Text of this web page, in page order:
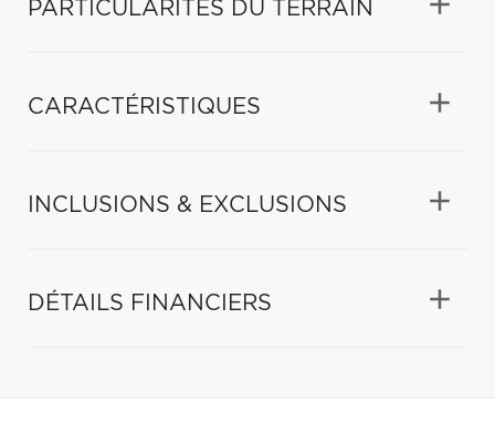
PARTICULARITÉS DU TERRAIN
CARACTÉRISTIQUES
INCLUSIONS & EXCLUSIONS
DÉTAILS FINANCIERS